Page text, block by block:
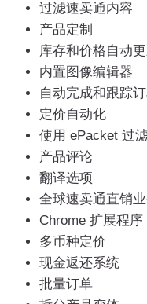
过滤速卖通内容
产品定制
库存和价格自动
内置图像编辑器
自动完成和跟踪
定价自动化
使用 ePacket 过
产品评论
翻译选项
全球速卖通直销
Chrome 扩展程序
多币种定价
现金返还系统
批量订单